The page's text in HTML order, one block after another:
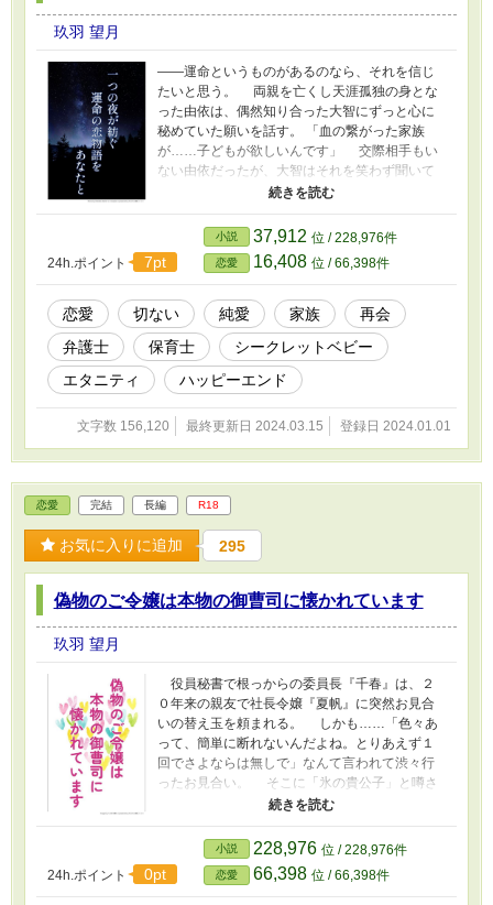
玖羽 望月
――運命というものがあるのなら、それを信じ
たいと思う。 両親を亡くし天涯孤独の身とな
った由依は、偶然知り合った大智にずっと心に
秘めていた願いを話す。 「血の繋がった家族
が……子どもが欲しいんです」 交際相手もい
ない由依だったが、大智はそれを笑わず聞いて
くれた。 ――そして、 「僕では……駄目か
な？ 君の子どもの父に……」 思ってもみな
い申し出を戸惑いながら受ける由依。 優しく
甘い夢のような一夜は幕を開ける。 「約束、し
て……。僕の前から消えないって……」 会っ
たばかりなのに切なげに大智に懇願される由
依。けれど由依は、はなからその約束を守るつ
もりはなかった。 ――それから数年後。由依は
大智と再会する。 大智に優しかったあの日の
面影はなく、冷血弁護士と呼ばれていた。そし
て由依の生活も一変していた。 ☆瀬奈 由依
《せな ゆい》(26) 幼い頃から憧れていた保育
士として働く。 ☆阿佐永 大智《あさなが だ
いち》(27) 選択肢が限られたなか、しかたなく
場する場所や企業は創作上のものです。また、
職業について実際と異なる部分があるかと思い
ます。全て作者の拙い想像の範囲です。ご了承
ください】 他サイトにも掲載しています。
24h.ポイント 7pt
小説 37,912 位 / 228,976件
恋愛 16,408 位 / 66,398件
恋愛 切ない 純愛 家族
再会
弁護士
保育士
シークレットベビー
エタニティ
ハッピーエンド
文字数 156,120 最終更新日 2024.03.15 登録日 2024.01.01
恋愛 完結 長編 R18
お気に入りに追加 295
偽物のご令嬢は本物の御曹司に懐かれています
玖羽 望月
役員秘書で根っからの委員長『千春』は、２
０年来の親友で社長令嬢『夏帆』に突然お見合
いの替え玉を頼まれる。 しかも……「色々あ
って、簡単に断れないんだよね。とりあえず１
回でさよならは無しで」なんて言われて渋々行
ったお見合い。 そこに「氷の貴公子」と噂さ
れる無口なイケメン『倉木』が現れた。 「また
会えますよね？ 次はいつ会えますか？ 会っ
てくれますよね？」 ちょっと待って！ 突然
子犬みたいにならないで！ ……って、子犬は
狼にもなるんですか⁈ 安 千春(やす ちはる) ２
７歳 役員秘書をしている根っからの学級委員
24h.ポイント 0pt
小説 228,976 位 / 228,976件
恋愛 66,398 位 / 66,398件